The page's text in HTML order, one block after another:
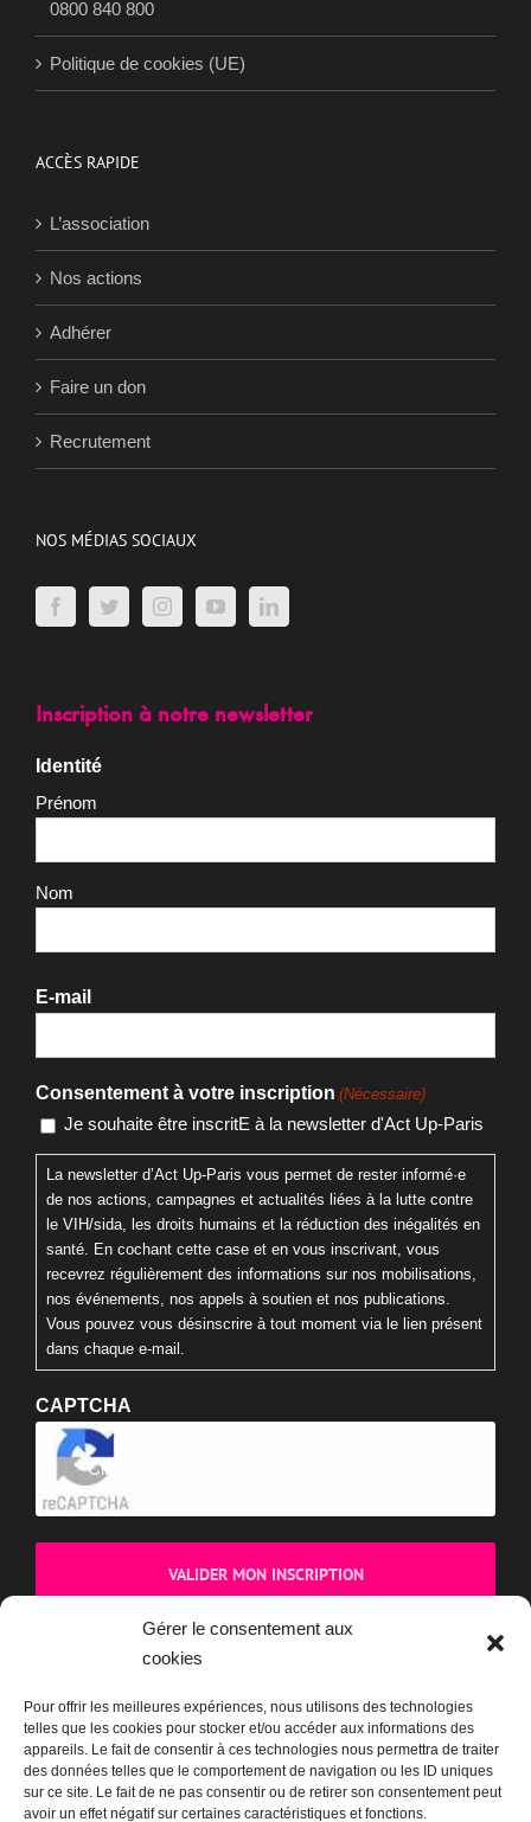
Gérer le consentement aux
cookies
Pour offrir les meilleures expériences, nous utilisons des technologies
telles que les cookies pour stocker et/ou accéder aux informations des
appareils. Le fait de consentir à ces technologies nous permettra de traiter
des données telles que le comportement de navigation ou les ID uniques
sur ce site. Le fait de ne pas consentir ou de retirer son consentement peut
avoir un effet négatif sur certaines caractéristiques et fonctions.
0800 840 800
Politique de cookies (UE)
ACCÈS RAPIDE
L’association
Nos actions
Adhérer
Faire un don
Recrutement
NOS MÉDIAS SOCIAUX
Inscription à notre newsletter
Identité
Prénom
Nom
E-mail
Consentement à votre inscription (Nécessaire)
Je souhaite être inscritE à la newsletter d'Act Up-Paris
La newsletter d’Act Up-Paris vous permet de rester informé·e
de nos actions, campagnes et actualités liées à la lutte contre
le VIH/sida, les droits humains et la réduction des inégalités en
santé. En cochant cette case et en vous inscrivant, vous
recevrez régulièrement des informations sur nos mobilisations,
nos événements, nos appels à soutien et nos publications.
Vous pouvez vous désinscrire à tout moment via le lien présent
dans chaque e-mail.
CAPTCHA
Cliquez pour accepter la validation reCaptcha.
BOUTIQUE